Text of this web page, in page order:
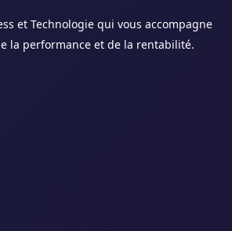
et Technologie qui vous accompagne
la performance et de la rentabilité.